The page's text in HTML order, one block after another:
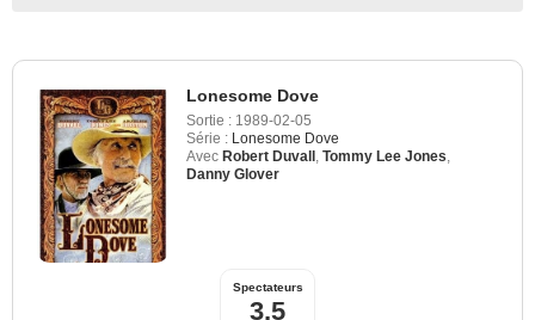
Lonesome Dove
Sortie : 1989-02-05
Série : Lonesome Dove
Avec Robert Duvall , Tommy Lee Jones,
Danny Glover
Spectateurs
3,5